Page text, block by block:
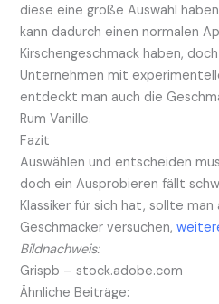
diese eine große Auswahl
kann dadurch einen normalen
Kirschengeschmack haben,
Unternehmen mit
entdeckt man auch die
Rum Vanille.
Fazit
Auswählen und entscheiden
doch ein Ausprobieren fällt
Klassiker für sich hat, sollte man
Geschmäcker versuchen,
Bildnachweis:
Grispb – stock.adobe.com
Ähnliche Beiträge: